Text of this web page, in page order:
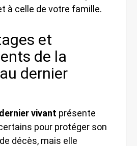
à celle de votre famille.
et
de la
dernier
vivant présente
pour protéger son
décès, mais elle